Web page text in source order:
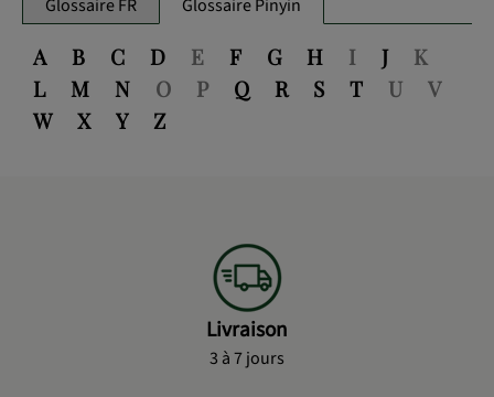
Glossaire FR Glossaire Pinyin
A B C D E F G H I J
K
L
M N O P Q R S T U
V
W
X Y Z
Livraison
3 à 7 jours